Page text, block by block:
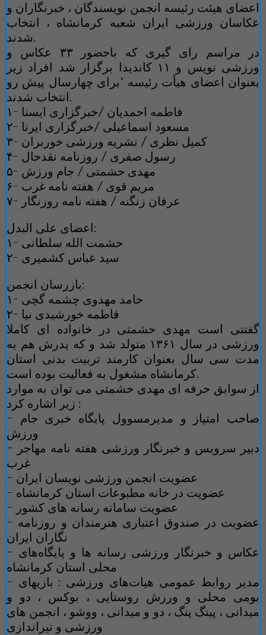
اعضای هیئت رئیسه انجمن نویسندگان ، خبرنگاران و
عکاسان ورزشی ایران شعبه کرمانشاه ، انتخاب
شدند.
در مراسم رای گیری که باحضور ۳۳ عکاس و
ورزشی نویس و ۱۱ کاندیدا برگزار شد افراد زیر
بعنوان اعضای هیأت رئیسه ٬برای چهارسال پیش رو
انتخاب شدند.
۱- فاطمه احمدیان /خبرگزاری ایسنا
۲- مسعود اسماعیلی /خبرگزاری ایرنا
۳- کمیل نظری / نشریه ورزشی خوربران
۴- رسول صفری / روزنامه نقدحال
۵- مهدی حشمتی / جام ورزش
۶- مریم قوی / هفته نامه غرب
۷- عرفان زنگنه / هفته نامه روزنگار
اعضای علی البدل:
۱- حشمت الله سلطانی
۲- سید عباس کشمیری
بازرسان انجمن:
۱- حامد مهدوی چشمه گچی
۲- فاطمه خورشیدی نیا
گفتنی است مهدی حشمتی در خانواده ای کاملا
ورزشی در سال ۱۳۶۱ متولد شد و که پدرش هم به
مدت سی سال بعنوان کارمند تربیت بدنی استان
کرمانشاه مشغول به فعالیت بوده است.
از سوابق حرفه ای مهدی حشمتی می توان به موارد
زیر اشاره کرد :
– صاحب امتیاز و مدیرمسوول پایگاه خبری جام
ورزش
– دبیر سرویس و خبرنگار ورزشی هفته نامه مهاجر
غرب
– عضویت انجمن ورزشی نویسان ایران
– عضویت در خانه مطبوعات استان کرمانشاه
– عضویت سامانه رسانه های کشور
– عضویت در صندوق اعتباری هنرمندان و روزنامه
نگاران ایران
– عکاس و خبرنگار ورزشی رسانه ها و پایگاه‌های
محلی استان کرمانشاه
– مدیر روابط عمومی هیات‌های ورزشی : بازیهای
بومی محلی و ورزش روستایی ، بوکس ، دو و
میدانی ، پینگ پنگ ، دو و میدانی ، ووشو ، انجمن های
ورزشی و تیراندازی